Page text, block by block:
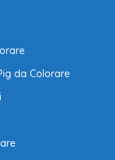
da Colorare